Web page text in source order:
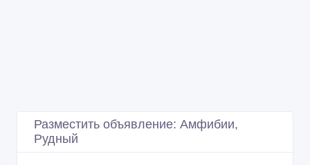
Разместить объявление: Амфибии,
Рудный